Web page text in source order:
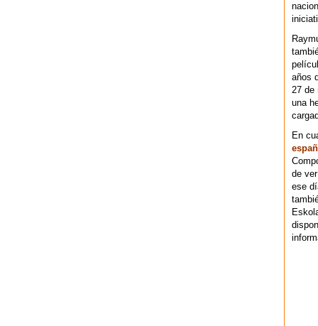
años
27 de
una
En
de
ese